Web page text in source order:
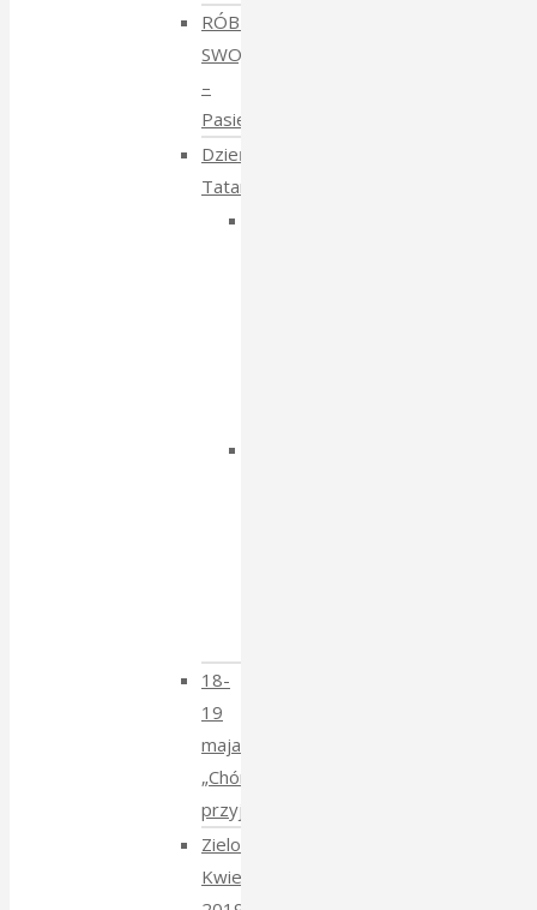
RÓBMY
SWOJE
–
Pasieki
Dzień
Tatarski
18-
19
maja
„Chór
przyjechał”
Zielony
Kwiecień